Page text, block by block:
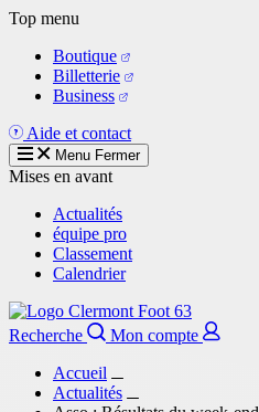
Aller
contenu
principal
Top menu
Boutique
Billetterie
Business
Aide et contact
Menu Fermer
Mises en avant
Actualités
équipe pro
Classement
Calendrier
Recherche
Mon compte
Accueil
Actualités